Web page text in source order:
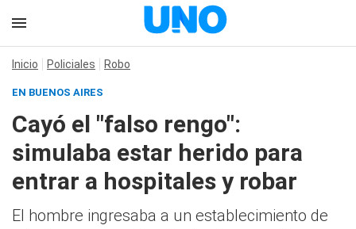
Inicio Policiales Robo
EN BUENOS AIRES
Cayó el "falso rengo":
simulaba estar herido para
entrar a hospitales y robar
El hombre ingresaba a un establecimiento de